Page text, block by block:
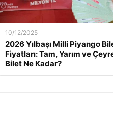
10/12/2025
2026 Yılbaşı Milli Piyango
Fiyatları: Tam, Yarım ve
Bilet Ne Kadar?